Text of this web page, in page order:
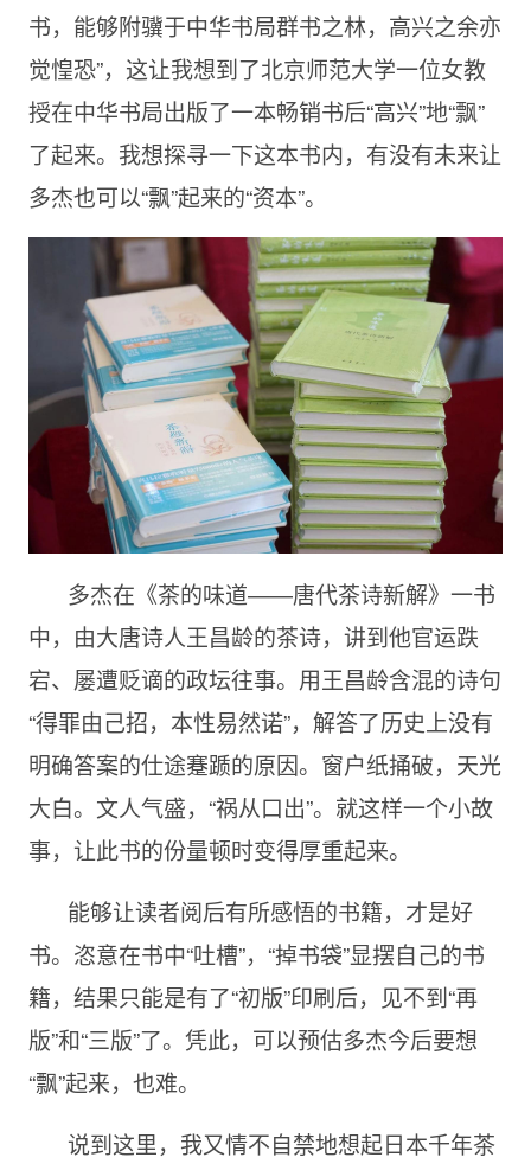
书，能够附骥于中华书局群书之林，高兴之余亦
觉惶恐”，这让我想到了北京师范大学一位女教
授在中华书局出版了一本畅销书后“高兴”地“飘”
了起来。我想探寻一下这本书内，有没有未来让
多杰也可以“飘”起来的“资本”。
多杰在《茶的味道——唐代茶诗新解》一书
中，由大唐诗人王昌龄的茶诗，讲到他官运跌
宕、屡遭贬谪的政坛往事。用王昌龄含混的诗句
“得罪由己招，本性易然诺”，解答了历史上没有
明确答案的仕途蹇踬的原因。窗户纸捅破，天光
大白。文人气盛，“祸从口出”。就这样一个小故
事，让此书的份量顿时变得厚重起来。
能够让读者阅后有所感悟的书籍，才是好
书。恣意在书中“吐槽”，“掉书袋”显摆自己的书
籍，结果只能是有了“初版”印刷后，见不到“再
版”和“三版”了。凭此，可以预估多杰今后要想
“飘”起来，也难。
说到这里，我又情不自禁地想起日本千年茶